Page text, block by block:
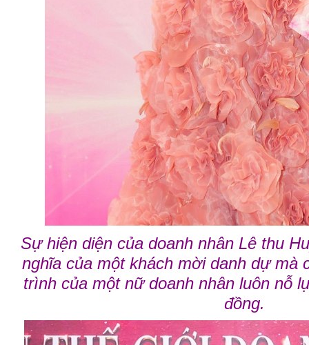
Sự hiện diện của doanh nhân Lê thu
nghĩa của một khách mời danh dự mà
trình của một nữ doanh nhân luôn nỗ
đồng.